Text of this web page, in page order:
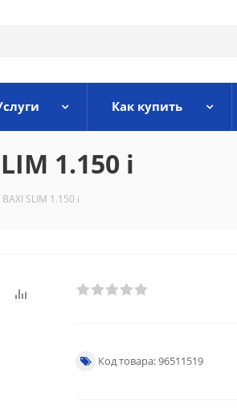
Как купить
1.150 i
SLIM 1.150 i
Код товара: 96511519